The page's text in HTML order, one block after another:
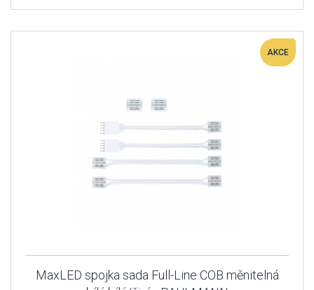
AKCE
MaxLED spojka sada Full-Line COB měnitelná